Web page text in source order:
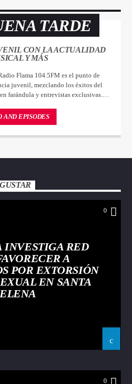
TARDE
CON LA ACTUALIDAD
Y MÁS
Flama 104.5FM es el punto de
juvenil, mezclando los éxitos del
farándula y entrevistas exclusivas.
AND EPISODES
0
INVESTIGA RED
A
POR EXTORSIÓN
EN SANTA
ELENA
0